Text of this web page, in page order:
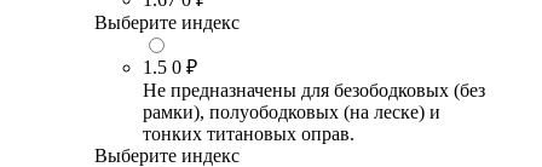
Выберите индекс
1.5 0 ₽
Не предназначены для безободковых (без
рамки), полуободковых (на леске) и
тонких титановых оправ.
Выберите индекс